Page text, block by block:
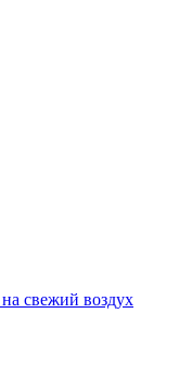
свежий воздух